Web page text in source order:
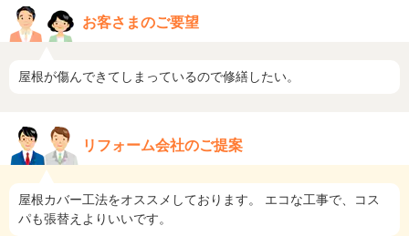
お客さまのご要望
屋根が傷んできてしまっているので修繕したい。
リフォーム会社のご提案
屋根カバー工法をオススメしております。 エコな工事で、コス
パも張替えよりいいです。